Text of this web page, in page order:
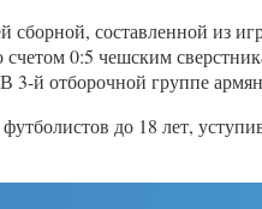
составленной из
0:5 чешским
й отборочной группе
до 18 лет,